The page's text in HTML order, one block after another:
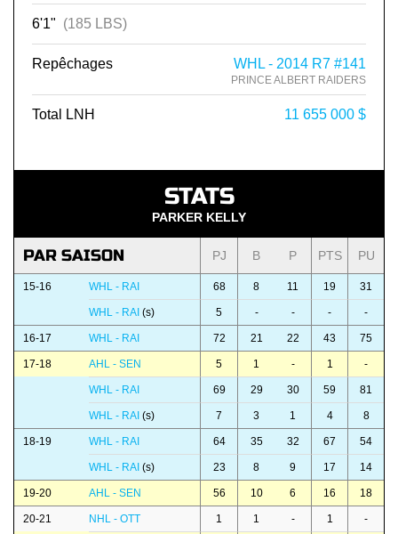
6'1" (185 LBS)
Repêchages WHL - 2014 R7 #141
PRINCE ALBERT RAIDERS
Total LNH 11 655 000 $
STATS
PARKER KELLY
PAR SAISON PJ B P PTS PU
15-16 WHL - RAI 68 8 11 19 31
WHL - RAI (s) 5 - - - -
16-17 WHL - RAI 72 21 22 43 75
17-18 AHL - SEN 5 1 - 1 -
WHL - RAI 69 29 30 59 81
WHL - RAI (s) 7 3 1 4 8
18-19 WHL - RAI 64 35 32 67 54
WHL - RAI (s) 23 8 9 17 14
19-20 AHL - SEN 56 10 6 16 18
20-21 NHL - OTT 1 1 - 1 -